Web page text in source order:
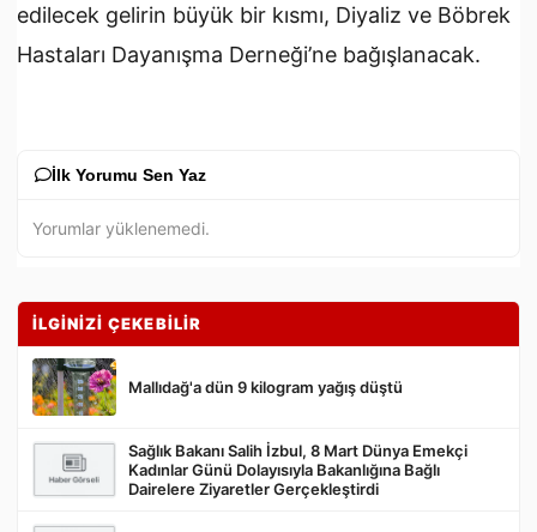
edilecek gelirin büyük bir kısmı, Diyaliz ve Böbrek
Hastaları Dayanışma Derneği’ne bağışlanacak.
İlk Yorumu Sen Yaz
Gönder
Yorumlar yüklenemedi.
İLGİNİZİ ÇEKEBİLİR
Mallıdağ'a dün 9 kilogram yağış düştü
Sağlık Bakanı Salih İzbul, 8 Mart Dünya Emekçi
Kadınlar Günü Dolayısıyla Bakanlığına Bağlı
Dairelere Ziyaretler Gerçekleştirdi